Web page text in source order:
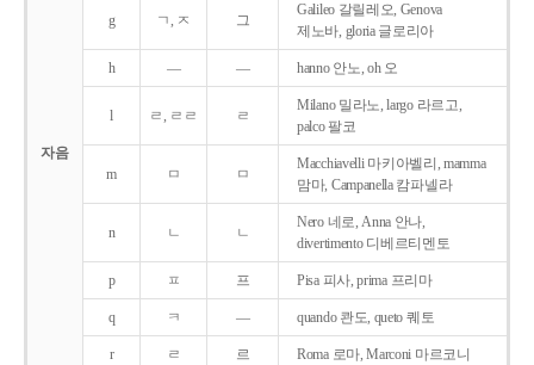
자음
g ㄱ, ㅈ 그
Galileo 갈릴레오, Genova
제노바, gloria 글로리아
h ― ― hanno 안노, oh 오
l ㄹ, ㄹㄹ ㄹ
Milano 밀라노, largo 라르고,
palco 팔코
m ㅁ ㅁ
Macchiavelli 마키아벨리, mamma
맘마, Campanella 캄파넬라
n ㄴ ㄴ
Nero 네로, Anna 안나,
divertimento 디베르티멘토
p ㅍ 프 Pisa 피사, prima 프리마
q ㅋ ― quando 콴도, queto 퀘토
r ㄹ 르 Roma 로마, Marconi 마르코니